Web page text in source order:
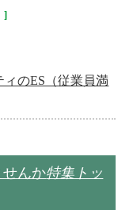
のES（従業員満
せんか特集トッ